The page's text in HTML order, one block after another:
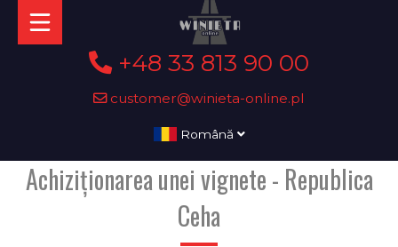
+48 33 813 90 00
customer@winieta-online.pl
Română
Achiziționarea unei vignete - Republica
Ceha